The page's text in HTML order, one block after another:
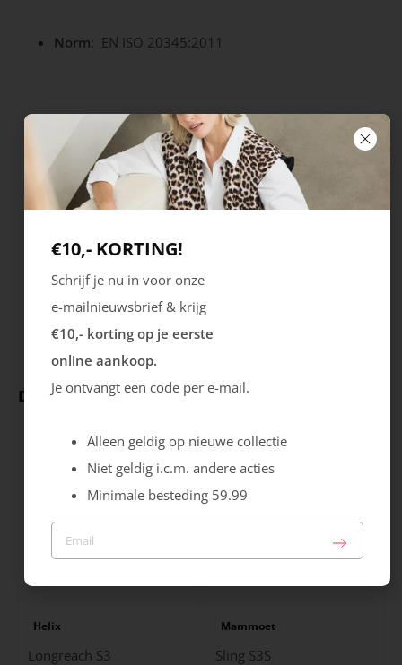
Norm: EN ISO 20345:2011
Eigenschappen
Seizoen
Kleur
Zwart
Sportmates
Deze producten ga je leuk vinden
Helix
Longreach S3
Mammoet
Sling S3S
€10,- KORTING!
Schrijf je nu in voor onze
e-mailnieuwsbrief & krijg
€10,- korting op je eerste
online aankoop.
Je ontvangt een code per e-mail.
Alleen geldig op nieuwe collectie
Niet geldig i.c.m. andere acties
Minimale besteding 59.99